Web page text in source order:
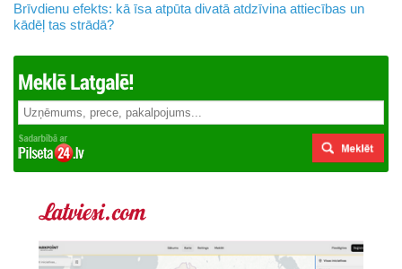
Brīvdienu efekts: kā īsa atpūta divatā atdzīvina attiecības un
kādēļ tas strādā?